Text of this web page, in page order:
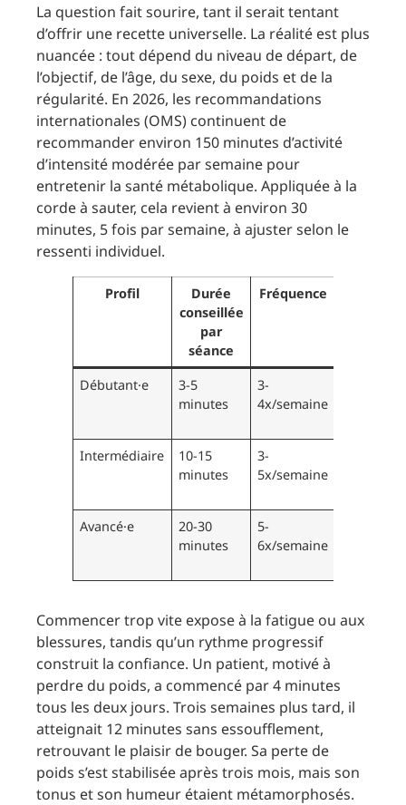
La question fait sourire, tant il serait tentant
d’offrir une recette universelle. La réalité est plus
nuancée : tout dépend du niveau de départ, de
l’objectif, de l’âge, du sexe, du poids et de la
régularité. En 2026, les recommandations
internationales (OMS) continuent de
recommander environ 150 minutes d’activité
d’intensité modérée par semaine pour
entretenir la santé métabolique. Appliquée à la
corde à sauter, cela revient à environ 30
minutes, 5 fois par semaine, à ajuster selon le
ressenti individuel.
Profil
Durée
conseillée
par
séance
Fréquence
Débutant·e
3-5
minutes
3-
4x/semaine
Intermédiaire
10-15
minutes
3-
5x/semaine
Avancé·e
20-30
minutes
5-
6x/semaine
Commencer trop vite expose à la fatigue ou aux
blessures, tandis qu’un rythme progressif
construit la confiance. Un patient, motivé à
perdre du poids, a commencé par 4 minutes
tous les deux jours. Trois semaines plus tard, il
atteignait 12 minutes sans essoufflement,
retrouvant le plaisir de bouger. Sa perte de
poids s’est stabilisée après trois mois, mais son
tonus et son humeur étaient métamorphosés.